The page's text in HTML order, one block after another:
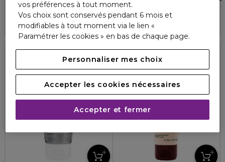
10,50 € 4.5 74 62,80 €
vos préférences à tout moment.
Vos choix sont conservés pendant 6 mois et
modifiables à tout moment via le lien «
Paramétrer les cookies » en bas de chaque page.
Personnaliser mes choix
Accepter les cookies nécessaires
Accepter et fermer